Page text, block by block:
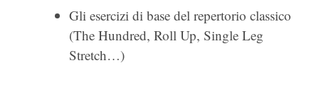
Gli esercizi di base del repertorio classico
(The Hundred, Roll Up, Single Leg
Stretch…)